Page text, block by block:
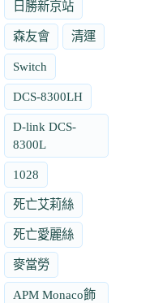
日勝新京站
森友會 清運
Switch
DCS-8300LH
D-link DCS-
8300L
1028
死亡艾莉絲
死亡愛麗絲
麥當勞
APM Monaco飾